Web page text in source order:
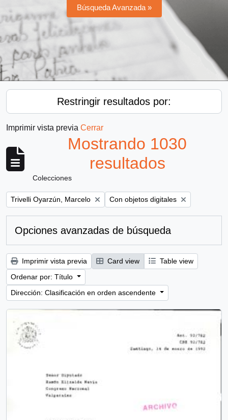
Búsqueda Avanzada »
Restringir resultados por:
Imprimir vista previa Cerrar
Mostrando 1030
resultados
Colecciones
Remove filter:
Trivelli Oyarzún, Marcelo Remove filter:
Con objetos digitales
Opciones avanzadas de búsqueda
Imprimir vista previa Card view
Table view
Ordenar por: Título
Dirección: Clasificación en orden ascendente